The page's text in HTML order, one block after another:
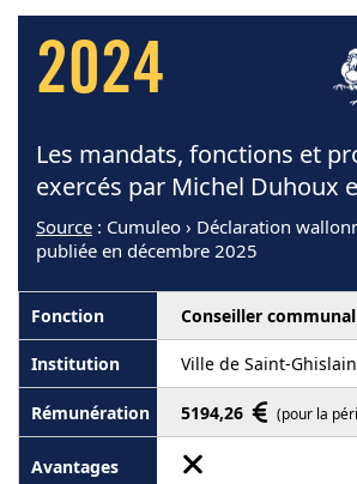
2024
Les mandats, fonctions et
exercés par Michel Duhoux
Source : Cumuleo › Déclaration
publiée en décembre 2025
Conseiller communal
Ville de Saint-Ghislain
5194,26 (pour la